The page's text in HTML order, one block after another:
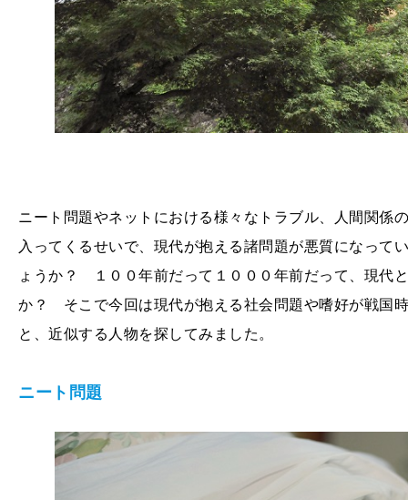
ニート問題やネットにおける様々なトラブル、人間関係
入ってくるせいで、現代が抱える諸問題が悪質になって
ょうか？ １００年前だって１０００年前だって、現代
か？ そこで今回は現代が抱える社会問題や嗜好が戦国
と、近似する人物を探してみました。
ニート問題